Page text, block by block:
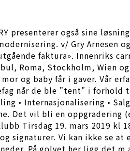
presenterer også sine
v/ Gry Arnesen
faktura». Innenriks
Roma, Stockholm, Wien
og baby får i gaver. Vår
når de ble ”tent” i forhold
• Internasjonalisering •
Det vil bli en oppgradering
Tirsdag 19. mars 2019 kl
signaturer. Vi kan ikke se
På golvet her ligg det